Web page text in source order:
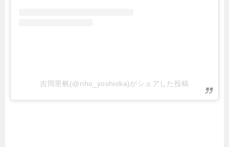
吉岡里帆(@riho_yoshioka)がシェアした投稿